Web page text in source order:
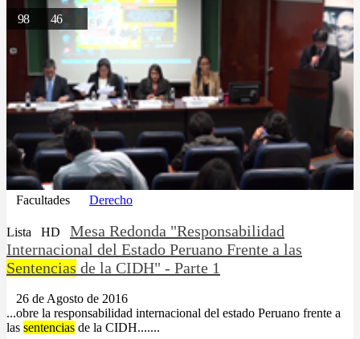
98 46
Facultades Derecho
Lista HD
Mesa Redonda "Responsabilidad
Internacional del Estado Peruano Frente a las
Sentencias de la CIDH" - Parte 1
26 de Agosto de 2016
...obre la responsabilidad internacional del estado Peruano frente a
las sentencias de la CIDH.......